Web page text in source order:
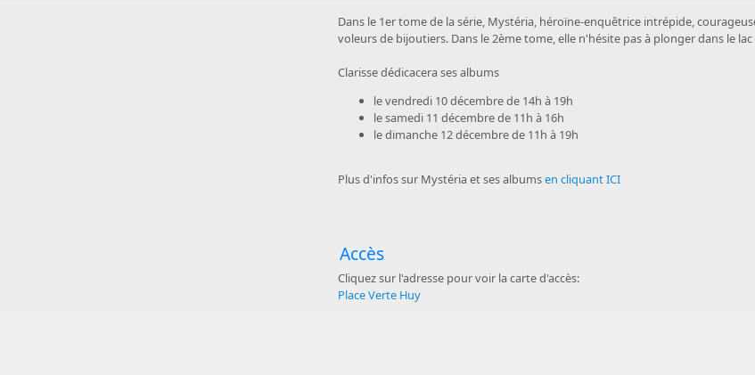
Dans le 1er tome de la série, Mystéria, héroïne-enquêtrice intrépide,
voleurs de bijoutiers. Dans le 2ème tome, elle n'hésite pas à plonger dans le
Clarisse dédicacera ses albums
le vendredi 10 décembre de 14h à 19h
le samedi 11 décembre de 11h à 16h
le dimanche 12 décembre de 11h à 19h
Plus d'infos sur Mystéria et ses albumsen cliquant ICI
Accès
Cliquez sur l'adresse pour voir la carte d'accès:
Place Verte Huy